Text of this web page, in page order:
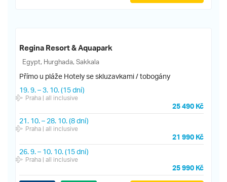
Regina Resort & Aquapark
Egypt, Hurghada, Sakkala
Přímo u pláže Hotely se skluzavkami / tobogány
19. 9.–3. 10.(15 dní)
Praha| all inclusive
25 490 Kč
21. 10.– 28. 10.(8 dní)
Praha| all inclusive
21 990 Kč
26. 9.– 10. 10.(15 dní)
Praha| all inclusive
25 990 Kč